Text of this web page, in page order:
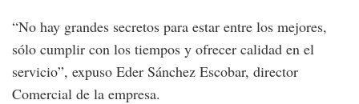
“No hay grandes secretos para estar entre los mejores,
sólo cumplir con los tiempos y ofrecer calidad en el
servicio”, expuso Eder Sánchez Escobar, director
Comercial de la empresa.